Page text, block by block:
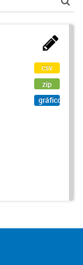
csv
zip
gráfico